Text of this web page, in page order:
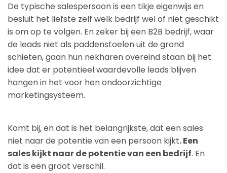
De typische salespersoon is een tikje eigenwijs en
besluit het liefste zelf welk bedrijf wel of niet geschikt
is om op te volgen. En zeker bij een B2B bedrijf, waar
de leads niet als paddenstoelen uit de grond
schieten, gaan hun nekharen overeind staan bij het
idee dat er potentieel waardevolle leads blijven
hangen in het voor hen ondoorzichtige
marketingsysteem.
Komt bij, en dat is het belangrijkste, dat een sales
niet naar de potentie van een persoon kijkt. Een
sales kijkt naar de potentie van een bedrijf. En
dat is een groot verschil.